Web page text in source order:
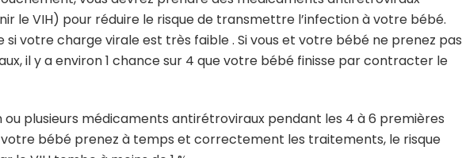
le VIH) pour réduire le risque de transmettre l’infection à votre bébé.
votre charge virale est très faible . Si vous et votre bébé ne prenez pas
il y a environ 1 chance sur 4 que votre bébé finisse par contracter le
plusieurs médicaments antirétroviraux pendant les 4 à 6 premières
votre bébé prenez à temps et correctement les traitements, le risque